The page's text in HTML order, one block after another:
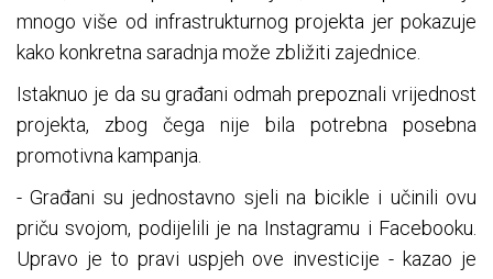
mnogo više od infrastrukturnog projekta jer pokazuje
kako konkretna saradnja može zbližiti zajednice.
Istaknuo je da su građani odmah prepoznali vrijednost
projekta, zbog čega nije bila potrebna posebna
promotivna kampanja.
- Građani su jednostavno sjeli na bicikle i učinili ovu
priču svojom, podijelili je na Instagramu i Facebooku.
Upravo je to pravi uspjeh ove investicije - kazao je